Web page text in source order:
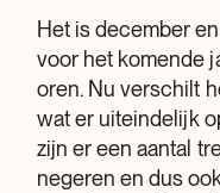
Het is december
voor het komende
oren. Nu verschilt
wat er uiteindelijk
zijn er een aantal
negeren en dus